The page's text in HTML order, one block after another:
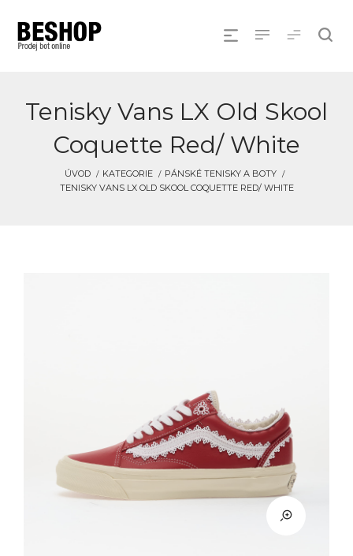
Tenisky Vans LX Old Skool
Coquette Red/ White
ÚVOD KATEGORIE
PÁNSKÉ TENISKY A BOTY
TENISKY VANS LX OLD SKOOL COQUETTE RED/ WHITE